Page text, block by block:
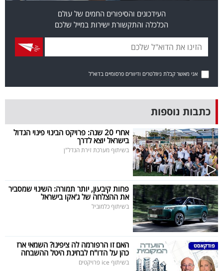
רכב
בריאות
תרבות
ופנאי
תיירות
TOP-
5
המילון
הכלכלי
פודקאסט
40
UNDER
העידכונים והסיפורים החמים של עולם
הכלכלה והתקשורת ישירות במייל שלכם
אני מאשר קבלת ניוזלטרים ודיוורים פרסומיים בדוא"ל
כתבות נוספות
אחרי 20 שנה: פרויקט הבינוי פינוי הגדול
בישראל יוצא לדרך
בשיתוף מערכת זירת הנדל"ן
פחות קיבעון, יותר תמורה: השינוי שמסביר
את ההצלחה של ג'אקו בישראל
בשיתוף כלמוביל
האם זו הרפורמה לה ציפינו? השמאי ארז
כהן על הדו"ח לבחינת היטל ההשבחה
בשיתוף ice פרויקטים